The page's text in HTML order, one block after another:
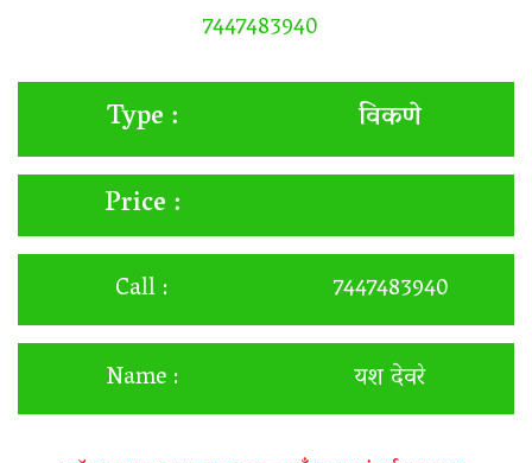
7447483940
Type :
विकणे
Price :
Call :
7447483940
Name :
यश देवरे